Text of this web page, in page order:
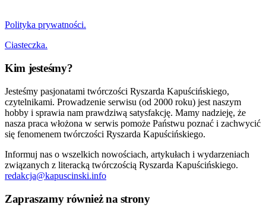
Polityka prywatności.
Ciasteczka.
Kim jesteśmy?
Jesteśmy pasjonatami twórczości Ryszarda Kapuścińskiego,
czytelnikami. Prowadzenie serwisu (od 2000 roku) jest naszym
hobby i sprawia nam prawdziwą satysfakcję. Mamy nadzieję, że
nasza praca włożona w serwis pomoże Państwu poznać i zachwycić
się fenomenem twórczości Ryszarda Kapuścińskiego.
Informuj nas o wszelkich nowościach, artykułach i wydarzeniach
związanych z literacką twórczością Ryszarda Kapuścińskiego.
redakcja@kapuscinski.info
Zapraszamy również na strony